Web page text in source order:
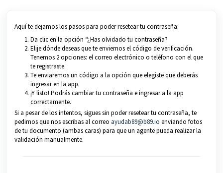
Aquí te dejamos los pasos para poder resetear tu contraseña:
Da clic en la opción “¿Has olvidado tu contraseña?
Elije dónde deseas que te enviemos el código de verificación.
Tenemos 2 opciones: el correo electrónico o teléfono con el que
te registraste.
Te enviaremos un código a la opción que elegiste que deberás
ingresar en la app.
¡Y listo! Podrás cambiar tu contraseña e ingresar a la app
correctamente.
Si a pesar de los intentos, sigues sin poder resetear tu contraseña, te
pedimos que nos escribas al correo ayudab89@b89.io enviando fotos
de tu documento (ambas caras) para que un agente pueda realizar la
validación manualmente.